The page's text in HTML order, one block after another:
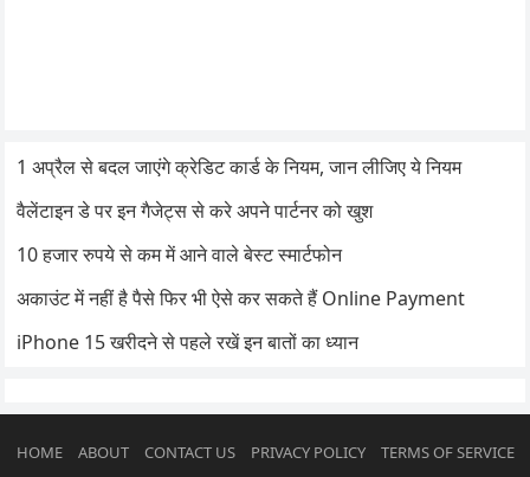
1 अप्रैल से बदल जाएंगे क्रेडिट कार्ड के नियम, जान लीजिए ये नियम
वैलेंटाइन डे पर इन गैजेट्स से करे अपने पार्टनर को खुश
10 हजार रुपये से कम में आने वाले बेस्ट स्मार्टफोन
अकाउंट में नहीं है पैसे फिर भी ऐसे कर सकते हैं Online Payment
iPhone 15 खरीदने से पहले रखें इन बातों का ध्यान
HOME ABOUT CONTACT US PRIVACY POLICY
TERMS OF SERVICE